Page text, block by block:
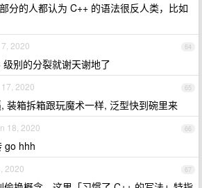
分的人都认为 C++ 的语法很反人类，比如
64
2020
别的分裂就谢天谢地了
65
2020
装箱拆箱跟玩魔术一样, 泛型快到碗里来
66
18, 2020
go hhh
67
2020